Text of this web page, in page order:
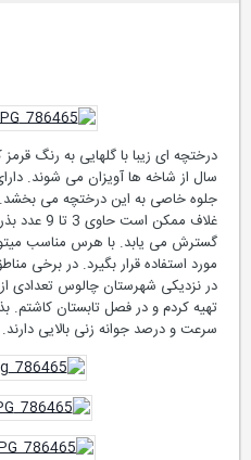
درختچه ای زیبا با گلهایی به رنگ
سال از شاخه ها آویزان می شوند.
جلوه خاصی به این درختچه می بخشد.
غلاف ممکن است
گسترش می یابد. با هرس مناسب
مورد استفاده قرار بگیرد. در برخی
در نزدیکی شهرستان چالوس تعدادی از
تهیه کردم و در فصل تابستان کاشتم.
سرعت و درصد جوانه زنی بالایی دارند.